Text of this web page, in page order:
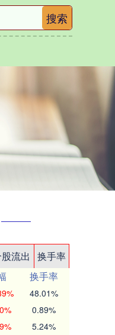
搜索
流出
换手率
换手率
48.01%
0.89%
5.24%